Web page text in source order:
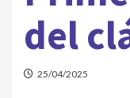
del
25/04/2025